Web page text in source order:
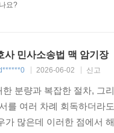
요?
사 민사소송법 맥 암기장
2026-06-02 신고
한 분량과 복잡한 절차, 그
를 여러 차례 회독하더라
가 많은데 이러한 점에서